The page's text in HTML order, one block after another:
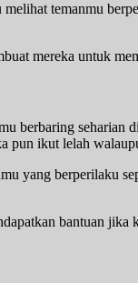
melihat temanmu
mereka untuk
berbaring seharian
pun ikut lelah
yang berperilaku
bantuan jika